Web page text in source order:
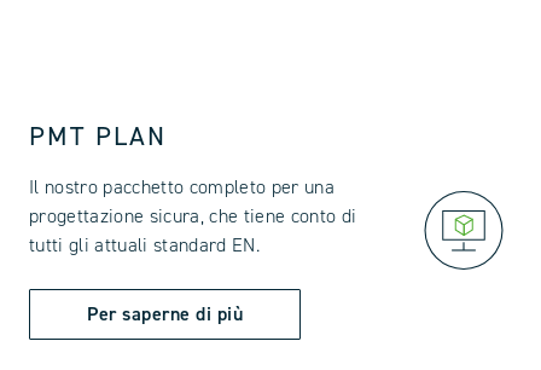
PMT PLAN
Il nostro pacchetto completo per una
progettazione sicura, che tiene conto di
tutti gli attuali standard EN.
Per saperne di più